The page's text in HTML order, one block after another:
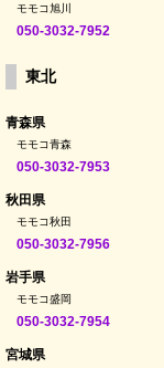
モモコ旭川
050-3032-7952
東北
青森県
モモコ青森
050-3032-7953
秋田県
モモコ秋田
050-3032-7956
岩手県
モモコ盛岡
050-3032-7954
宮城県